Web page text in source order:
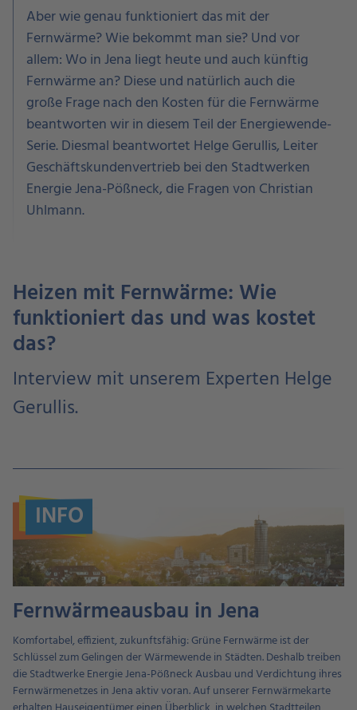
Aber wie genau funktioniert das mit der
Fernwärme? Wie bekommt man sie? Und vor
allem: Wo in Jena liegt heute und auch künftig
Fernwärme an? Diese und natürlich auch die
große Frage nach den Kosten für die Fernwärme
beantworten wir in diesem Teil der Energiewende-
Serie. Diesmal beantwortet Helge Gerullis, Leiter
Geschäftskundenvertrieb bei den Stadtwerken
Energie Jena-Pößneck, die Fragen von Christian
Uhlmann.
Heizen mit Fernwärme: Wie
funktioniert das und was kostet
das?
Interview mit unserem Experten Helge
Gerullis.
INFO
Fernwärmeausbau in Jena
Komfortabel, effizient, zukunftsfähig: Grüne Fernwärme ist der
Schlüssel zum Gelingen der Wärmewende in Städten. Deshalb treiben
die Stadtwerke Energie Jena-Pößneck Ausbau und Verdichtung ihres
Fernwärmenetzes in Jena aktiv voran. Auf unserer Fernwärmekarte